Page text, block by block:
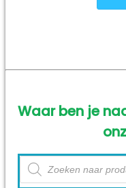
Waar ben je
Producten
zoeken